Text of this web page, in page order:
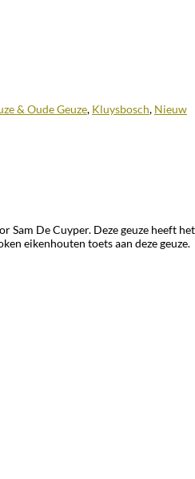
& Oude Geuze, Kluysbosch, Nieuw
Sam De Cuyper. Deze geuze heeft
eikenhouten toets aan deze geuze.